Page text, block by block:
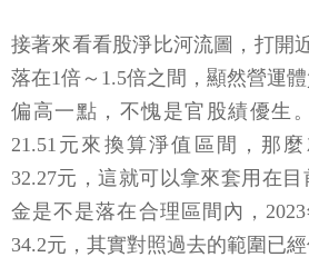
接著來看看股淨比河流圖，打開
落在1倍～1.5倍之間，顯然營運
偏高一點，不愧是官股績優生
21.51元來換算淨值區間，那麼
32.27元，這就可以拿來套用在
金是不是落在合理區間內，
34.2元，其實對照過去的範圍已